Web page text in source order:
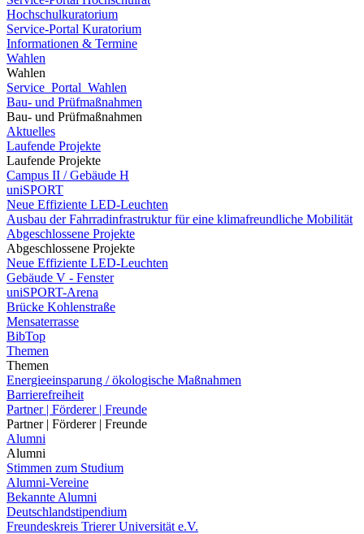
Hochschulkuratorium
Service-Portal Kuratorium
Informationen & Termine
Wahlen
Wahlen
Service_Portal_Wahlen
Bau- und Prüfmaßnahmen
Bau- und Prüfmaßnahmen
Aktuelles
Laufende Projekte
Laufende Projekte
Campus II / Gebäude H
uniSPORT
Neue Effiziente LED-Leuchten
Ausbau der Fahrradinfrastruktur für eine klimafreundliche Mobilität
Abgeschlossene Projekte
Abgeschlossene Projekte
Neue Effiziente LED-Leuchten
Gebäude V - Fenster
uniSPORT-Arena
Brücke Kohlenstraße
Mensaterrasse
BibTop
Themen
Themen
Energieeinsparung / ökologische Maßnahmen
Barrierefreiheit
Partner | Förderer | Freunde
Partner | Förderer | Freunde
Alumni
Alumni
Stimmen zum Studium
Alumni-Vereine
Bekannte Alumni
Deutschlandstipendium
Freundeskreis Trierer Universität e.V.